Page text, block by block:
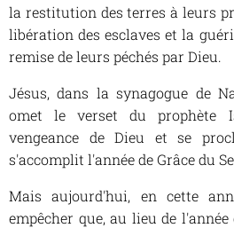
la restitution des terres à leurs
libération des esclaves et la
remise de leurs péchés par Dieu.
Jésus, dans la synagogue de
omet le verset du prophète
vengeance de Dieu et se
s'accomplit l'année de Grâce du
Mais aujourd'hui, en cette
empêcher que, au lieu de l'année